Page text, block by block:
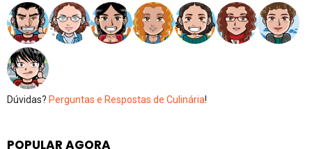
Dúvidas? Perguntas e Respostas de Culinária!
POPULAR AGORA